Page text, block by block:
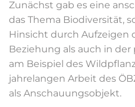
Zunächst gab es eine
das Thema Biodiversität,
Hinsicht durch Aufzeigen
Beziehung als auch in
am Beispiel des
jahrelangen Arbeit des
als Anschauungsobjekt.